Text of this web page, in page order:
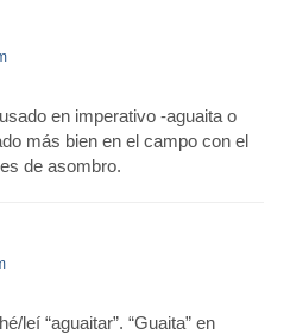
en imperativo -aguaita o
más bien en el campo con el
de asombro.
leí “aguaitar”. “Guaita” en